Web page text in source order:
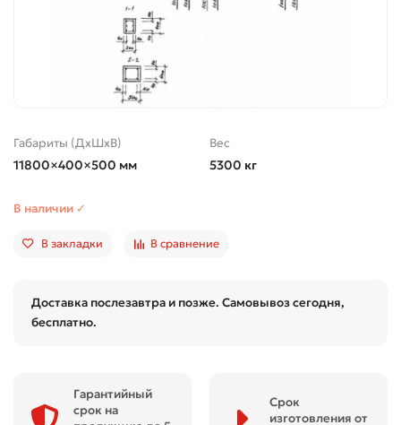
Габариты (ДхШхВ)
11800×400×500 мм
Вес
5300 кг
В наличии ✓
В закладки В сравнение
Доставка послезавтра и позже. Самовывоз сегодня,
бесплатно.
Гарантийный
срок на
Срок
изготовления от